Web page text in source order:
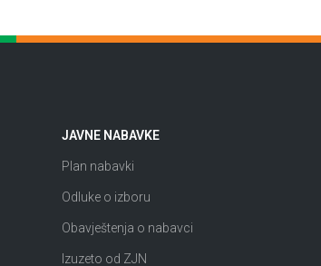
JAVNE NABAVKE
Plan nabavki
Odluke o izboru
Obavještenja o nabavci
Izuzeto od ZJN